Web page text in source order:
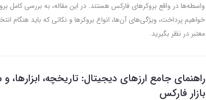
واسطه‌ها در واقع بروکرهای فارکس هستند. در این مقاله، به بررسی کامل
خواهیم پرداخت، ویژگی‌های آن‌ها، انواع بروکرها و نکاتی که باید هنگام
معتبر در نظر بگیرید.
راهنمای جامع ارزهای دیجیتال: تاریخچه، ابزارها، و
بازار فارکس